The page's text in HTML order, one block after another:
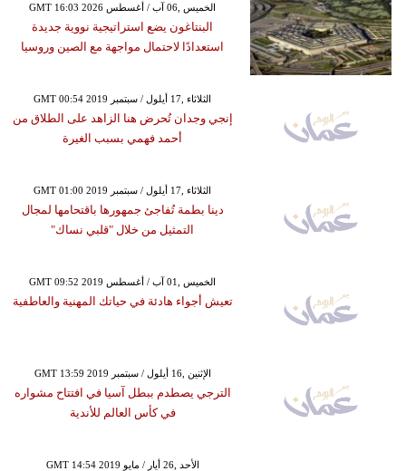
GMT 16:03 2026 الخميس ,06 آب / أغسطس
البنتاغون يضع استراتيجية نووية جديدة
استعدادًا لاحتمال مواجهة مع الصين وروسيا
GMT 00:54 2019 الثلاثاء ,17 أيلول / سبتمبر
إنجي وجدان تُحرض هنا الزاهد على الطلاق من
أحمد فهمي بسبب الغيرة
GMT 01:00 2019 الثلاثاء ,17 أيلول / سبتمبر
دينا بطمة تُفاجئ جمهورها باقتحامها لمجال
التمثيل من خلال "قلبي نساك"
GMT 09:52 2019 الخميس ,01 آب / أغسطس
تعيش أجواء هادئة في حياتك المهنية والعاطفية
GMT 13:59 2019 الإثنين ,16 أيلول / سبتمبر
الترجي يصطدم ببطل آسيا في افتتاح مشواره
في كأس العالم للأندية
GMT 14:54 2019 الأحد ,26 أيار / مايو